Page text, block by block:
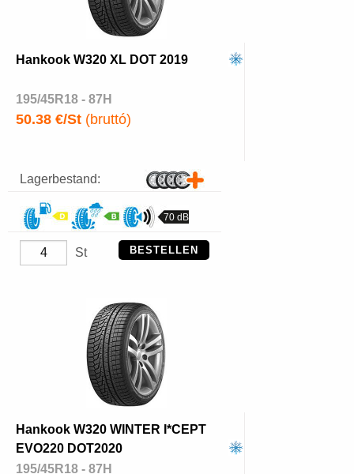
Hankook W320 XL DOT 2019
195/45R18 - 87H
50.38 €/St (bruttó)
Lagerbestand:
70 dB
St BESTELLEN
Hankook W320 WINTER I*CEPT
EVO220 DOT2020
195/45R18 - 87H